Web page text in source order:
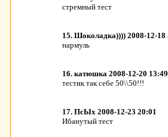
стремный тест
15. Шоколадка)))) 2008-12-18
нармуль
16. катюшка 2008-12-20 13:49
тестик так себе 50\\50!!!
17. ПсЫх 2008-12-23 20:01
Ибанутый тест